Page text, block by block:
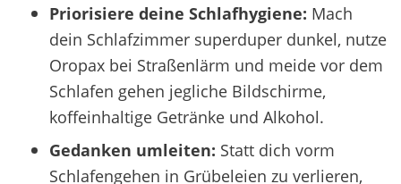
Priorisiere deine Schlafhygiene: Mach
dein Schlafzimmer superduper dunkel, nutze
Oropax bei Straßenlärm und meide vor dem
Schlafen gehen jegliche Bildschirme,
koffeinhaltige Getränke und Alkohol.
Gedanken umleiten: Statt dich vorm
Schlafengehen in Grübeleien zu verlieren,